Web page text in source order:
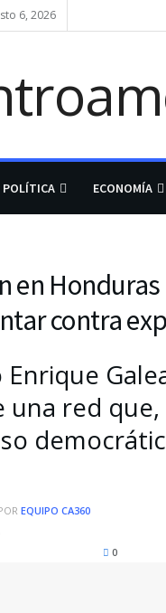
6, 2026
POLÍTICA ECONOMÍA
en
contra
Enrique
una red
EQUIPO CA360
0